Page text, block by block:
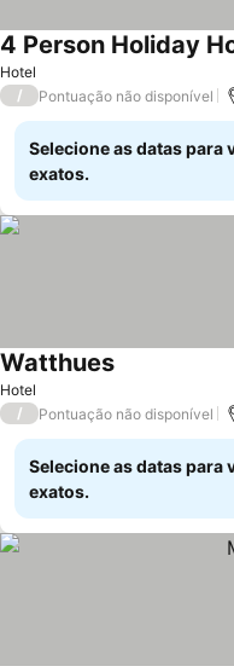
Hotel
/ Pontuação não disponível
Selecione as datas para
exatos.
Hotel
Watthues
/ Pontuação não disponível
Selecione as datas para
exatos.